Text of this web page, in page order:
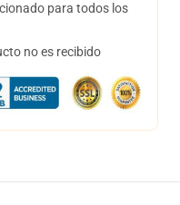
para todos los
no es recibido